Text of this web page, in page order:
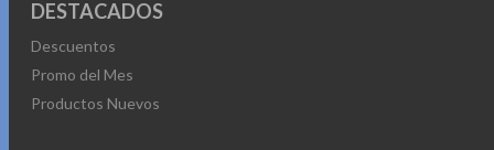
DESTACADOS
Descuentos
Promo del Mes
Productos Nuevos